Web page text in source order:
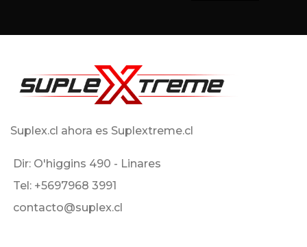
Suplex.cl ahora es Suplextreme.cl
Dir: O'higgins 490 - Linares
Tel: +5697968 3991
contacto@suplex.cl